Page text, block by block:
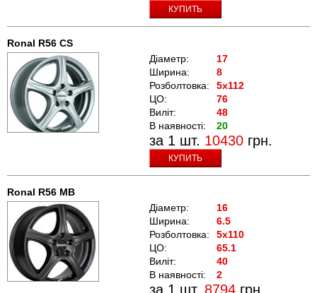
КУПИТЬ
Ronal R56 CS
Діаметр:
17
Ширина:
8
Розболтовка:
5x112
ЦО:
76
Виліт:
48
В наявності:
20
за 1 шт. 10430 грн.
КУПИТЬ
Ronal R56 MB
Діаметр:
16
Ширина:
6.5
Розболтовка:
5x110
ЦО:
65.1
Виліт:
40
В наявності:
2
за 1 шт. 8794 грн.